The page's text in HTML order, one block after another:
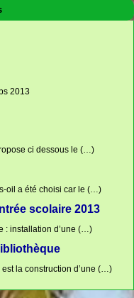
2013
ci dessous le (…)
oil a été choisi car le (…)
scolaire 2013
: installation d’une (…)
la construction d’une (…)